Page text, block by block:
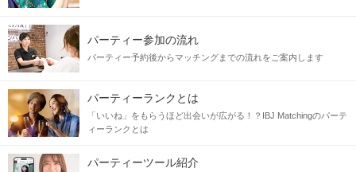
パーティー参加の流れ
パーティー予約後からマッチングまでの流れをご案内します
パーティーランクとは
「いいね」をもらうほど出会いが広がる！？IBJ Matchingのパーテ
ィーランクとは
パーティーツール紹介